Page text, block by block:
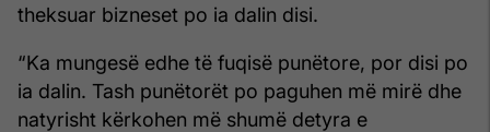
theksuar bizneset po ia dalin disi.
“Ka mungesë edhe të fuqisë punëtore, por disi po
ia dalin. Tash punëtorët po paguhen më mirë dhe
natyrisht kërkohen më shumë detyra e